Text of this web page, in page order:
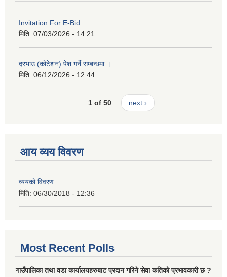
Invitation For E-Bid.
मिति: 07/03/2026 - 14:21
दरभाउ (कोटेशन) पेश गर्ने सम्बन्धमा ।
मिति: 06/12/2026 - 12:44
1 of 50 next ›
आय व्यय विवरण
व्ययको विवरण
मिति: 06/30/2018 - 12:36
Most Recent Polls
गाउँपालिका तथा वडा कार्यालयहरुबाट प्रदान गरिने सेवा कतिको प्रभावकारी छ ?